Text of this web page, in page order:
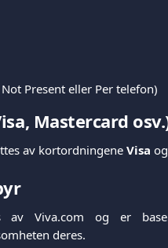
Present eller Per telefon)
, Mastercard
av kortordningene Visa og
av Viva.com og er
deres.